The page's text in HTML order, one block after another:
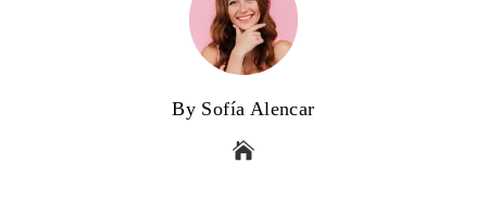
By Sofía Alencar